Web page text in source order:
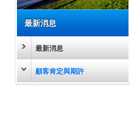
最新消息
最新消息
顧客肯定與期許